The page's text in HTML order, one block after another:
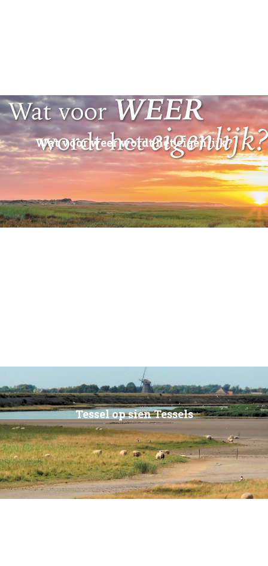
Wat voor weer wordt het eigenlijk?
Tessel op sien Tessels